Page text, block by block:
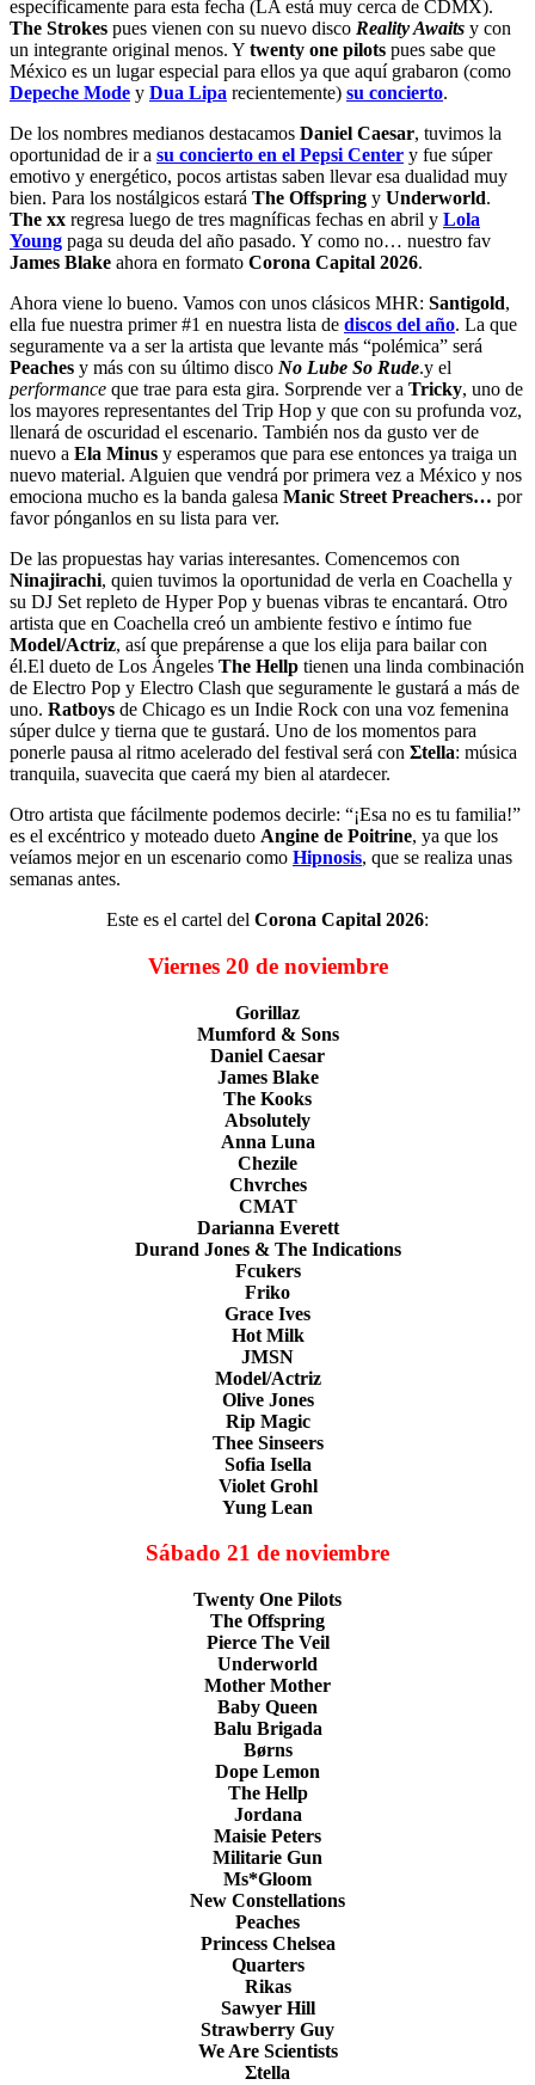
específicamente para esta fecha (LA está muy cerca de CDMX).
The Strokes pues vienen con su nuevo disco Reality Awaits y con
un integrante original menos. Y twenty one pilots pues sabe que
México es un lugar especial para ellos ya que aquí grabaron (como
Depeche Mode y Dua Lipa recientemente) su concierto.
De los nombres medianos destacamos Daniel Caesar, tuvimos la
oportunidad de ir a su concierto en el Pepsi Center y fue súper
emotivo y energético, pocos artistas saben llevar esa dualidad muy
bien. Para los nostálgicos estará The Offspring y Underworld.
The xx regresa luego de tres magníficas fechas en abril y Lola
Young paga su deuda del año pasado. Y como no… nuestro fav
James Blake ahora en formato Corona Capital 2026.
Ahora viene lo bueno. Vamos con unos clásicos MHR: Santigold,
ella fue nuestra primer #1 en nuestra lista de discos del año. La que
seguramente va a ser la artista que levante más “polémica” será
Peaches y más con su último disco No Lube So Rude.y el
performance que trae para esta gira. Sorprende ver a Tricky, uno de
los mayores representantes del Trip Hop y que con su profunda voz,
llenará de oscuridad el escenario. También nos da gusto ver de
nuevo a Ela Minus y esperamos que para ese entonces ya traiga un
nuevo material. Alguien que vendrá por primera vez a México y nos
emociona mucho es la banda galesa Manic Street Preachers… por
favor pónganlos en su lista para ver.
De las propuestas hay varias interesantes. Comencemos con
Ninajirachi, quien tuvimos la oportunidad de verla en Coachella y
su DJ Set repleto de Hyper Pop y buenas vibras te encantará. Otro
artista que en Coachella creó un ambiente festivo e íntimo fue
Model/Actriz, así que prepárense a que los elija para bailar con
él.El dueto de Los Ángeles The Hellp tienen una linda combinación
de Electro Pop y Electro Clash que seguramente le gustará a más de
uno. Ratboys de Chicago es un Indie Rock con una voz femenina
súper dulce y tierna que te gustará. Uno de los momentos para
ponerle pausa al ritmo acelerado del festival será con Σtella: música
tranquila, suavecita que caerá my bien al atardecer.
Otro artista que fácilmente podemos decirle: “¡Esa no es tu familia!”
es el excéntrico y moteado dueto Angine de Poitrine, ya que los
veíamos mejor en un escenario como Hipnosis, que se realiza unas
semanas antes.
Este es el cartel del Corona Capital 2026:
Viernes 20 de noviembre
Gorillaz
Mumford & Sons
Daniel Caesar
James Blake
The Kooks
Absolutely
Anna Luna
Chezile
Chvrches
CMAT
Darianna Everett
Durand Jones & The Indications
Fcukers
Friko
Grace Ives
Hot Milk
JMSN
Model/Actriz
Olive Jones
Rip Magic
Thee Sinseers
Sofia Isella
Violet Grohl
Yung Lean
Sábado 21 de noviembre
Twenty One Pilots
The Offspring
Pierce The Veil
Underworld
Mother Mother
Baby Queen
Balu Brigada
Børns
Dope Lemon
The Hellp
Jordana
Maisie Peters
Militarie Gun
Ms*Gloom
New Constellations
Peaches
Princess Chelsea
Quarters
Rikas
Sawyer Hill
Strawberry Guy
We Are Scientists
Σtella